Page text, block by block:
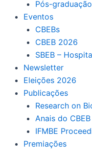
Pós-graduação
Eventos
CBEBs
CBEB 2026
SBEB –
Newsletter
Eleições 2026
Publicações
Research on
Anais do CBEB
IFMBE
Premiações